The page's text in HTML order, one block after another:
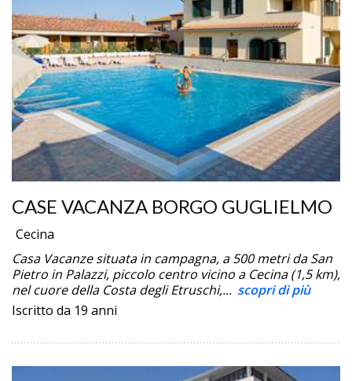
CASE VACANZA BORGO GUGLIELMO
Cecina
Casa Vacanze situata in campagna, a 500 metri da San
Pietro in Palazzi, piccolo centro vicino a Cecina (1,5 km),
nel cuore della Costa degli Etruschi,... scopri di più
Iscritto da 19 anni